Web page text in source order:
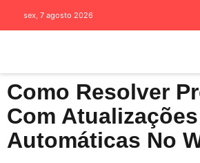
sex, 7 agosto 2026
Como Resolver
Com Atualizações
Automáticas No